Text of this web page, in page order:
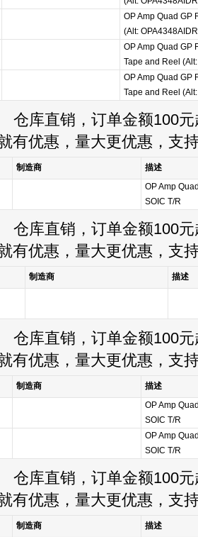
OP Amp Quad GP
(Alt:
OP Amp Quad GP
Tape and Reel
OP Amp Quad GP
Tape and Reel
仓库直销，订单金额100元
有优惠，量大更优惠，支
制造商
描述
OP Amp
SOIC T/R
仓库直销，订单金额100元
有优惠，量大更优惠，支
制造商
描述
仓库直销，订单金额100元
有优惠，量大更优惠，支
制造商
描述
OP Amp
SOIC T/R
OP Amp
SOIC T/R
仓库直销，订单金额100元
有优惠，量大更优惠，支
制造商
描述